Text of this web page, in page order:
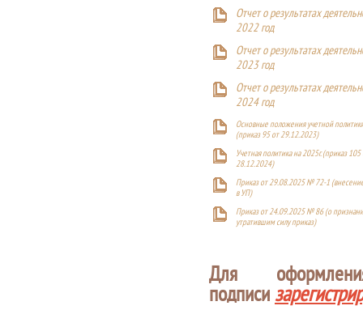
Отчет о результатах
2022 год
Отчет о результатах
2023 год
Отчет о результатах
2024 год
Основные положения учетной
(приказ 95 от 29.12.2023)
Учетная политика на 2025г. (приказ 105
28.12.2024)
Приказ от 29.08.2025 № 72-1
в УП)
Приказ от 24.09.2025 № 86 (о
утратившим силу приказ)
Для
подписи